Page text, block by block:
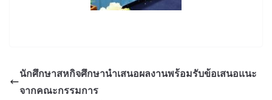
นักศึกษาสหกิจศึกษานำเสนอผลงานพร้อมรับข้อเสนอแนะ
จากคณะกรรมการ